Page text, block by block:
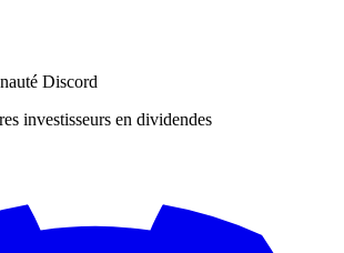
Discord
investisseurs en dividendes